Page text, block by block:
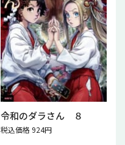
令和のダラさん ８
税込価格 924円